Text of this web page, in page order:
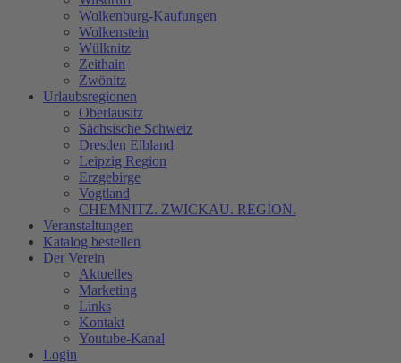
Wolkenburg-Kaufungen
Wolkenstein
Wülknitz
Zeithain
Zwönitz
Urlaubsregionen
Oberlausitz
Sächsische Schweiz
Dresden Elbland
Leipzig Region
Erzgebirge
Vogtland
CHEMNITZ. ZWICKAU. REGION.
Veranstaltungen
Katalog bestellen
Der Verein
Aktuelles
Marketing
Links
Kontakt
Youtube-Kanal
Login